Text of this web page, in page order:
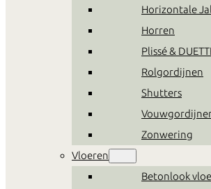
Horizontale
Horren
Plissé &
Rolgordijnen
Shutters
Zonwering
Vloeren
Betonlook